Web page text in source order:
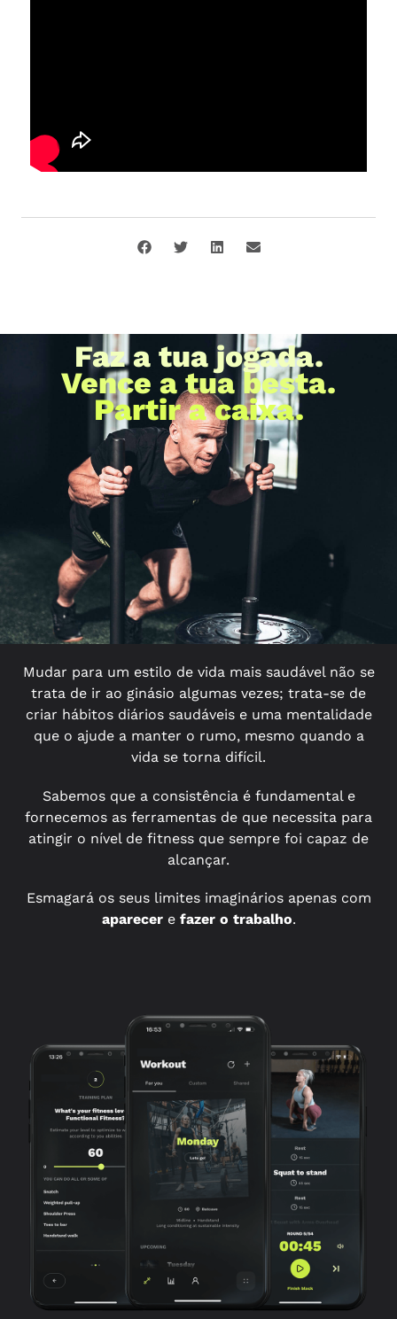
Faz a tua jogada.
Vence a tua besta.
Partir a caixa.
Mudar para um estilo de vida mais saudável não se
trata de ir ao ginásio algumas vezes; trata-se de
criar hábitos diários saudáveis e uma mentalidade
que o ajude a manter o rumo, mesmo quando a
vida se torna difícil.
Sabemos que a consistência é fundamental e
fornecemos as ferramentas de que necessita para
atingir o nível de fitness que sempre foi capaz de
alcançar.
Esmagará os seus limites imaginários apenas com
aparecere fazer o trabalho.